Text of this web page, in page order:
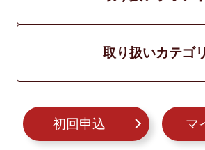
取り扱いカテゴリ
初回申込 マ